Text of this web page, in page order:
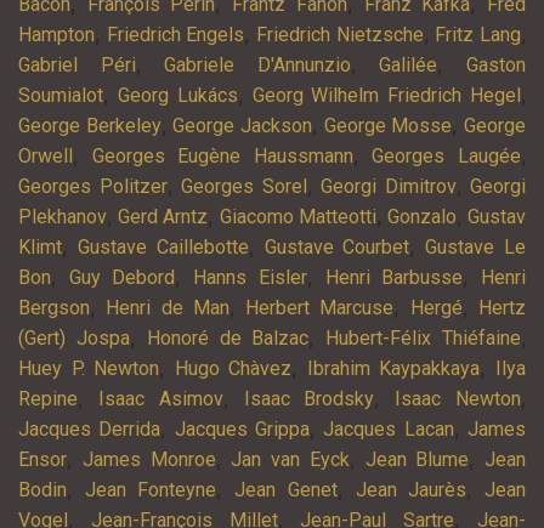
Bacon
François Perin Frantz Fanon Franz Kafka
Fred
Hampton, Friedrich Engels, Friedrich Nietzsche, Fritz Lang,
Gabriel Péri,Gabriele D'Annunzio,Galilée,Gaston
Soumialot, Georg Lukács, Georg Wilhelm Friedrich Hegel ,
George Berkeley,George Jackson, George Mosse,George
Orwell , Georges Eugène Haussmann,Georges Laugée,
Georges Politzer, Georges Sorel , Georgi Dimitrov, Georgi
Plekhanov,Gerd Arntz, Giacomo Matteotti, Gonzalo,Gustav
Klimt, Gustave Caillebotte, Gustave Courbet,Gustave Le
Bon, Guy Debord , Hanns Eisler, Henri Barbusse,
Henri
Bergson, Henri de Man, Herbert Marcuse, Hergé,
Hertz
(Gert) Jospa, Honoré de Balzac, Hubert-Félix Thiéfaine,
Huey P. Newton, Hugo Chàvez, Ibrahim Kaypakkaya,
Ilya
Repine, Isaac Asimov, Isaac Brodsky, Isaac Newton,
Jacques Derrida, Jacques Grippa, Jacques Lacan, James
Ensor, James Monroe, Jan van Eyck, Jean Blume, Jean
Bodin, Jean Fonteyne, Jean Genet, Jean Jaurès, Jean
Vogel , Jean-François Millet, Jean-Paul Sartre, Jean-